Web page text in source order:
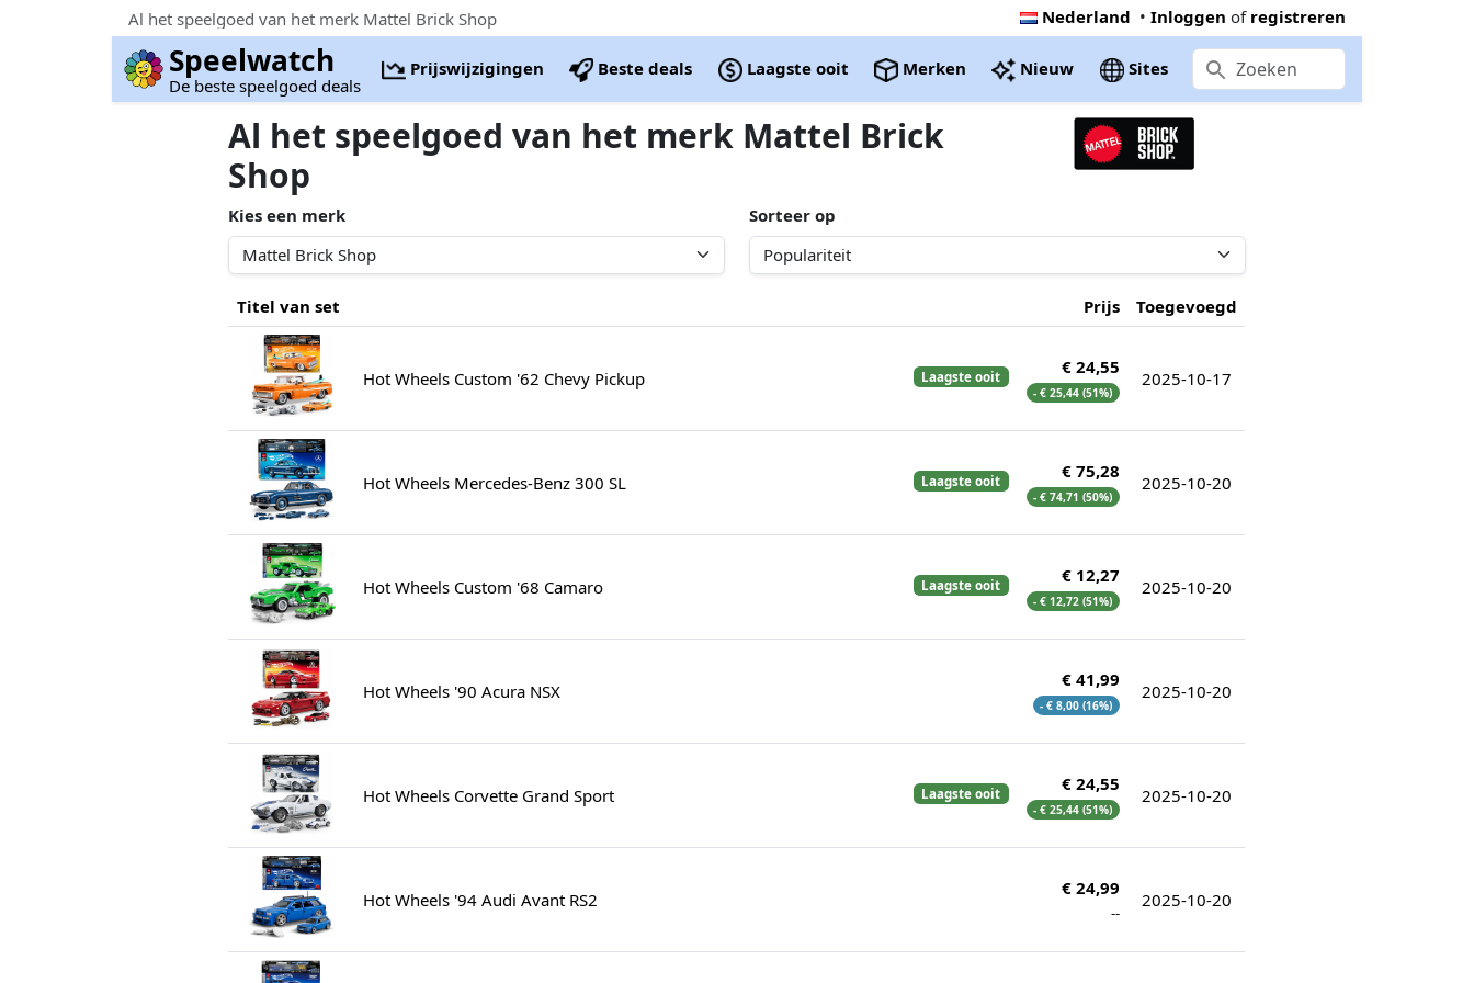
Al het speelgoed van het merk Mattel Brick Shop Nederland • Inloggen of registreren
Speelwatch
De beste speelgoed deals
Prijswijzigingen Beste deals Laagste ooit Merken Nieuw Sites
Al het speelgoed van het merk Mattel Brick
Shop
Kies een merk Sorteer op
Titel van set Prijs Toegevoegd
Laagste ooit
Hot Wheels Custom '62 Chevy Pickup
€ 24,55
- € 25,44 (51%)
2025-10-17
Laagste ooit
Hot Wheels Mercedes-Benz 300 SL
€ 75,28
- € 74,71 (50%)
2025-10-20
Laagste ooit
Hot Wheels Custom '68 Camaro
€ 12,27
- € 12,72 (51%)
2025-10-20
Hot Wheels '90 Acura NSX
€ 41,99
- € 8,00 (16%)
2025-10-20
Laagste ooit
Hot Wheels Corvette Grand Sport
€ 24,55
- € 25,44 (51%)
2025-10-20
Hot Wheels '94 Audi Avant RS2
€ 24,99
--
2025-10-20